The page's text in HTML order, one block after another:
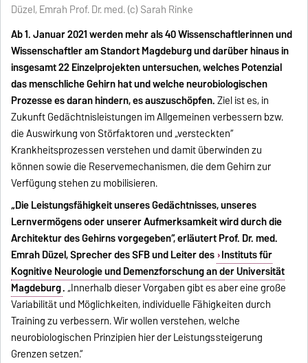
Düzel, Emrah Prof. Dr. med. (c) Sarah Rinke
Ab 1. Januar 2021 werden mehr als 40 Wissenschaftlerinnen und
Wissenschaftler am Standort Magdeburg und darüber hinaus in
insgesamt 22 Einzelprojekten untersuchen, welches Potenzial
das menschliche Gehirn hat und welche neurobiologischen
Prozesse es daran hindern, es auszuschöpfen.Ziel ist es, in
Zukunft Gedächtnisleistungen im Allgemeinen verbessern bzw.
die Auswirkung von Störfaktoren und „versteckten“
Krankheitsprozessen verstehen und damit überwinden zu
können sowie die Reservemechanismen, die dem Gehirn zur
Verfügung stehen zu mobilisieren.
„Die Leistungsfähigkeit unseres Gedächtnisses, unseres
Lernvermögens oder unserer Aufmerksamkeit wird durch die
Architektur des Gehirns vorgegeben“, erläutert Prof. Dr. med.
Emrah Düzel, Sprecher des SFB und Leiter des Instituts für
Kognitive Neurologie und Demenzforschung an der Universität
Magdeburg.„Innerhalb dieser Vorgaben gibt es aber eine große
Variabilität und Möglichkeiten, individuelle Fähigkeiten durch
Training zu verbessern. Wir wollen verstehen, welche
neurobiologischen Prinzipien hier der Leistungssteigerung
Grenzen setzen.“